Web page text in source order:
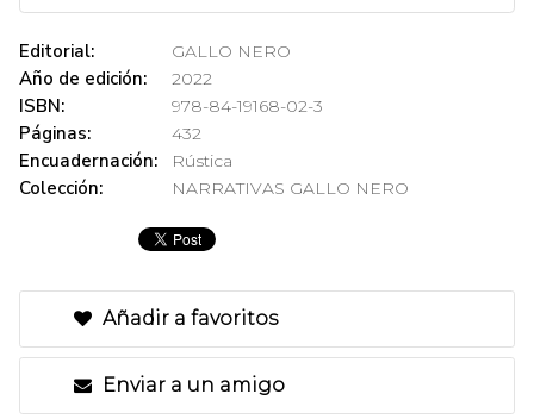
Editorial: GALLO NERO
Año de edición: 2022
ISBN: 978-84-19168-02-3
Páginas: 432
Encuadernación: Rústica
Colección: NARRATIVAS GALLO NERO
Añadir a favoritos
Enviar a un amigo